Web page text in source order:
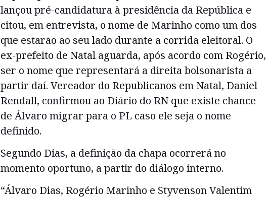
lançou pré-candidatura à presidência da República e
citou, em entrevista, o nome de Marinho como um dos
que estarão ao seu lado durante a corrida eleitoral. O
ex-prefeito de Natal aguarda, após acordo com Rogério,
ser o nome que representará a direita bolsonarista a
partir daí. Vereador do Republicanos em Natal, Daniel
Rendall, confirmou ao Diário do RN que existe chance
de Álvaro migrar para o PL caso ele seja o nome
definido.
Segundo Dias, a definição da chapa ocorrerá no
momento oportuno, a partir do diálogo interno.
“Álvaro Dias, Rogério Marinho e Styvenson Valentim